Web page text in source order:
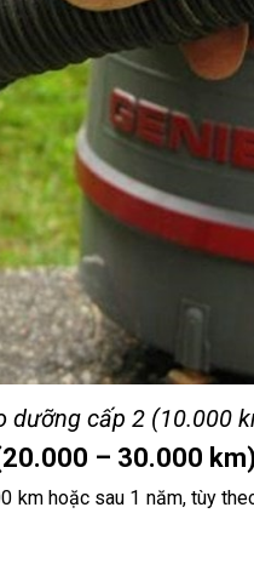
dưỡng cấp 2 (10.000
– 30.000 km)
hoặc sau 1 năm, tùy